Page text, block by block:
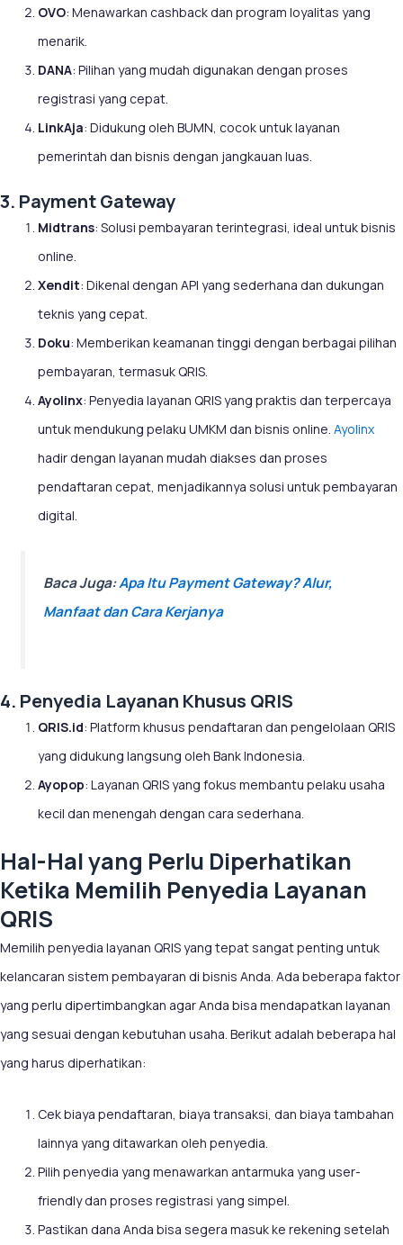
OVO: Menawarkan cashback dan program loyalitas yang
menarik.
DANA: Pilihan yang mudah digunakan dengan proses
registrasi yang cepat.
LinkAja: Didukung oleh BUMN, cocok untuk layanan
pemerintah dan bisnis dengan jangkauan luas.
3. Payment Gateway
Midtrans: Solusi pembayaran terintegrasi, ideal untuk bisnis
online.
Xendit: Dikenal dengan API yang sederhana dan dukungan
teknis yang cepat.
Doku: Memberikan keamanan tinggi dengan berbagai pilihan
pembayaran, termasuk QRIS.
Ayolinx: Penyedia layanan QRIS yang praktis dan terpercaya
untuk mendukung pelaku UMKM dan bisnis online. Ayolinx
hadir dengan layanan mudah diakses dan proses
pendaftaran cepat, menjadikannya solusi untuk pembayaran
digital.
Baca Juga:Apa Itu Payment Gateway? Alur,
Manfaat dan Cara Kerjanya
4. Penyedia Layanan Khusus QRIS
QRIS.id: Platform khusus pendaftaran dan pengelolaan QRIS
yang didukung langsung oleh Bank Indonesia.
Ayopop: Layanan QRIS yang fokus membantu pelaku usaha
kecil dan menengah dengan cara sederhana.
Hal-Hal yang Perlu Diperhatikan
Ketika Memilih Penyedia Layanan
QRIS
Memilih penyedia layanan QRIS yang tepat sangat penting untuk
kelancaran sistem pembayaran di bisnis Anda. Ada beberapa faktor
yang perlu dipertimbangkan agar Anda bisa mendapatkan layanan
yang sesuai dengan kebutuhan usaha. Berikut adalah beberapa hal
yang harus diperhatikan:
Cek biaya pendaftaran, biaya transaksi, dan biaya tambahan
lainnya yang ditawarkan oleh penyedia.
Pilih penyedia yang menawarkan antarmuka yang user-
friendly dan proses registrasi yang simpel.
Pastikan dana Anda bisa segera masuk ke rekening setelah